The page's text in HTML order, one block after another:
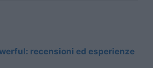
recensioni ed esperienze